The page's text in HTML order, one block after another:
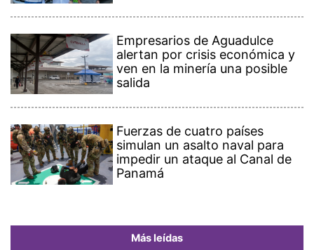
Empresarios de Aguadulce
alertan por crisis económica y
ven en la minería una posible
salida
Fuerzas de cuatro países
simulan un asalto naval para
impedir un ataque al Canal de
Panamá
Más leídas